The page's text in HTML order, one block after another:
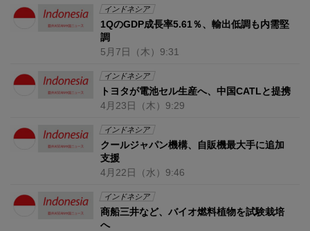
インドネシア
1QのGDP成長率5.61％、輸出低調も内需堅
調
5月7日 （木） 9:31
インドネシア
トヨタが電池セル生産へ、中国CATLと提携
4月23日 （木） 9:29
インドネシア
クールジャパン機構、自販機最大手に追加
支援
4月22日 （水） 9:46
インドネシア
商船三井など、バイオ燃料植物を試験栽培
へ